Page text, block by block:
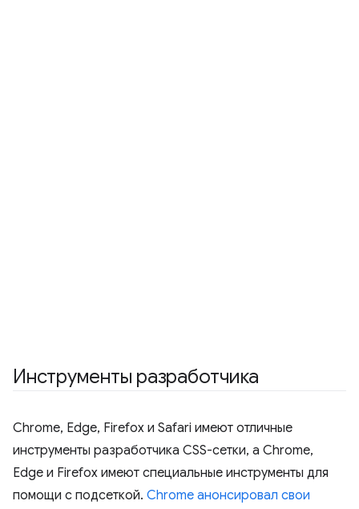
Инструменты разработчика
Chrome, Edge, Firefox и Safari имеют отличные
инструменты разработчика CSS-сетки, а Chrome,
Edge и Firefox имеют специальные инструменты для
помощи с подсеткой. Chrome анонсировал свои